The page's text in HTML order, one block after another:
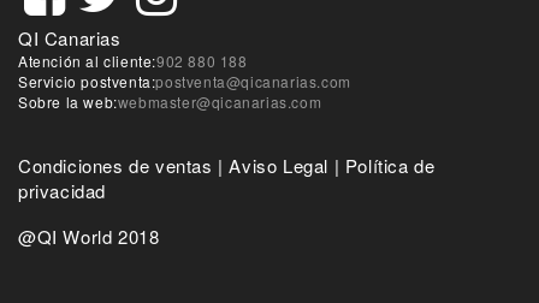
QI Canarias
Atención al cliente:902 880 188
Servicio postventa:postventa@qicanarias.com
Sobre la web:webmaster@qicanarias.com
Condiciones de ventas |Aviso Legal | Política de
privacidad
@QI World 2018